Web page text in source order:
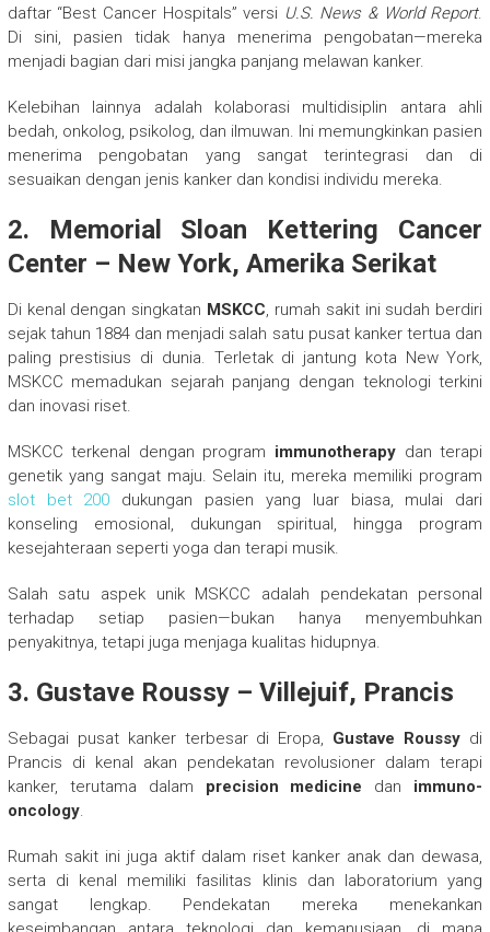
daftar “Best Cancer Hospitals” versi U.S. News & World Report.
Di sini, pasien tidak hanya menerima pengobatan—mereka
menjadi bagian dari misi jangka panjang melawan kanker.
Kelebihan lainnya adalah kolaborasi multidisiplin antara ahli
bedah, onkolog, psikolog, dan ilmuwan. Ini memungkinkan pasien
menerima pengobatan yang sangat terintegrasi dan di
sesuaikan dengan jenis kanker dan kondisi individu mereka.
2. Memorial Sloan Kettering Cancer
Center – New York, Amerika Serikat
Di kenal dengan singkatan MSKCC, rumah sakit ini sudah berdiri
sejak tahun 1884 dan menjadi salah satu pusat kanker tertua dan
paling prestisius di dunia. Terletak di jantung kota New York,
MSKCC memadukan sejarah panjang dengan teknologi terkini
dan inovasi riset.
MSKCC terkenal dengan program immunotherapy dan terapi
genetik yang sangat maju. Selain itu, mereka memiliki program
slot bet 200 dukungan pasien yang luar biasa, mulai dari
konseling emosional, dukungan spiritual, hingga program
kesejahteraan seperti yoga dan terapi musik.
Salah satu aspek unik MSKCC adalah pendekatan personal
terhadap setiap pasien—bukan hanya menyembuhkan
penyakitnya, tetapi juga menjaga kualitas hidupnya.
3. Gustave Roussy – Villejuif, Prancis
Sebagai pusat kanker terbesar di Eropa, Gustave Roussy di
Prancis di kenal akan pendekatan revolusioner dalam terapi
kanker, terutama dalam precision medicine dan immuno-
oncology.
Rumah sakit ini juga aktif dalam riset kanker anak dan dewasa,
serta di kenal memiliki fasilitas klinis dan laboratorium yang
sangat lengkap. Pendekatan mereka menekankan